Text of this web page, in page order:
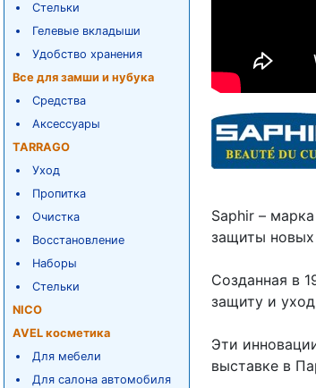
Стельки
Гелевые вкладыши
Удобство хранения
Все для замши и нубука
Средства
Аксессуары
TARRAGO
Уход
Пропитка
Очистка
Восстановление
Наборы
Стельки
NICO
AVEL косметика
Для мебели
Для салона автомобиля
Saphir –
защиты
Созданная в
защиту и
Эти
выставке в